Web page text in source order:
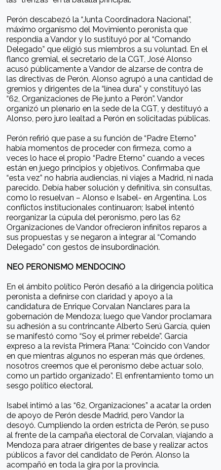
Perón descabezó la “Junta Coordinadora Nacional”,
máximo organismo del Movimiento peronista que
respondía a Vandor y lo sustituyó por al “Comando
Delegado” que eligió sus miembros a su voluntad. En el
flanco gremial, el secretario de la CGT, José Alonso
acusó públicamente a Vandor de alzarse de contra de
las directivas de Perón. Alonso agrupó a una cantidad de
gremios y dirigentes de la “línea dura” y constituyó las
“62, Organizaciones de Pie junto a Perón”. Vandor
organizó un plenario en la sede de la CGT, y destituyó a
Alonso, pero juro lealtad a Perón en solicitadas públicas.
Perón refirió que pase a su función de “Padre Eterno”
había momentos de proceder con firmeza, como a
veces lo hace el propio “Padre Eterno” cuando a veces
están en juego principios y objetivos. Confirmaba que
“esta vez” no habría audiencias, ni viajes a Madrid, ni nada
parecido. Debía haber solución y definitiva, sin consultas,
como lo resuelvan – Alonso e Isabel- en Argentina. Los
conflictos institucionales continuaron; Isabel intentó
reorganizar la cúpula del peronismo, pero las 62
Organizaciones de Vandor ofrecieron infinitos reparos a
sus propuestas y se negaron a integrar al “Comando
Delegado” con gestos de insubordinación.
NEO PERONISMO MENDOCINO
En el ámbito político Perón desafió a la dirigencia política
peronista a definirse con claridad y apoyo a la
candidatura de Enrique Corvalan Nanclares para la
gobernación de Mendoza; luego que Vandor proclamara
su adhesión a su contrincante Alberto Serú García, quien
se manifestó como “Soy el primer rebelde”. García
expreso a la revista Primera Plana: “Coincido con Vandor
en que mientras algunos no esperan más que órdenes,
nosotros creemos que el peronismo debe actuar solo,
como un partido organizado”. El enfrentamiento tomo un
sesgo político electoral.
Isabel intimó a las “62, Organizaciones” a acatar la orden
de apoyo de Perón desde Madrid, pero Vandor la
desoyó. Cumpliendo la orden estricta de Perón, se puso
al frente de la campaña electoral de Corvalan, viajando a
Mendoza para atraer dirigentes de base y realizar actos
públicos a favor del candidato de Perón. Alonso la
acompañó en toda la gira por la provincia.